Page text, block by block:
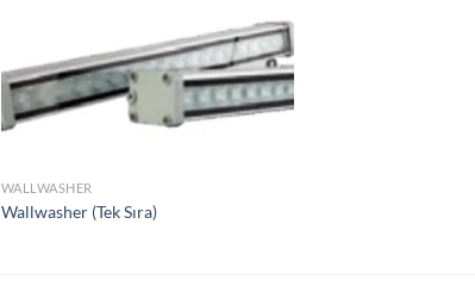
İstek
Listeme
Ekle
WALLWASHER
Wallwasher (Tek Sıra)